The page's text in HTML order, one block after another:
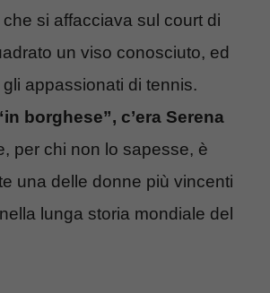
si affacciava sul court di
un viso conosciuto, ed
appassionati di tennis.
borghese”, c’era Serena
per chi non lo sapesse, è
una delle donne più vincenti
lunga storia mondiale del